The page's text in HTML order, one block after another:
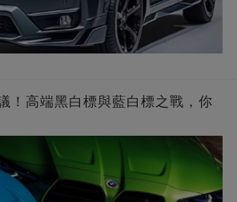
！高端黑白標與藍白標之戰，你